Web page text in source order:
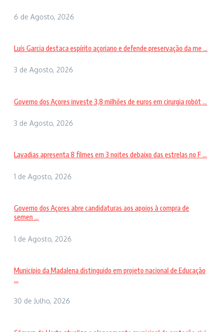
6 de Agosto, 2026
Luís Garcia destaca espírito açoriano e defende preservação da me ...
3 de Agosto, 2026
Governo dos Açores investe 3,8 milhões de euros em cirurgia robót ...
3 de Agosto, 2026
Lavadias apresenta 8 filmes em 3 noites debaixo das estrelas no F ...
1 de Agosto, 2026
Governo dos Açores abre candidaturas aos apoios à compra de
semen ...
1 de Agosto, 2026
Município da Madalena distinguido em projeto nacional de Educação
...
30 de Julho, 2026